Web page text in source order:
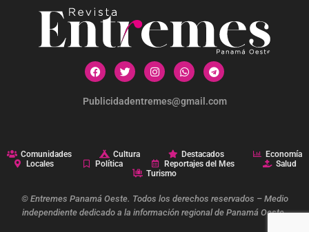
Publicidadentremes@gmail.com
Comunidades Cultura Destacados
Economía
Locales
Política Reportajes del Mes
Salud
Turismo
© Entremes Panamá Oeste. Todos los derechos reservados – Medio
independiente dedicado a la información regional de Panamá Oeste.